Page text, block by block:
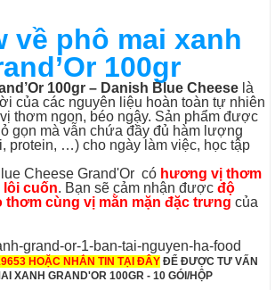
về phô mai xanh
100gr
100gr – Danish Blue Cheese là
của các nguyên liệu hoàn toàn tự nhiên
thơm ngon, béo ngậy. Sản phẩm được
gọn mà vẫn chứa đầy đủ hàm lượng
protein, …) cho ngày làm việc, học tập
Cheese Grand'Or có hương vị thơm
lôi cuốn. Bạn sẽ cảm nhận được độ
thơm cùng vị mằn mặn đặc trưng của
HOẶC NHẮN TIN TẠI ĐÂY ĐỂ ĐƯỢC TƯ VẤN
XANH GRAND'OR 100GR - 10 GÓI/HỘP